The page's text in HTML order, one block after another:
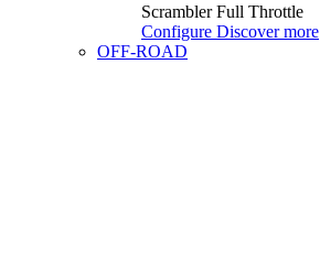
Scrambler Full Throttle
Configure Discover more
OFF-ROAD